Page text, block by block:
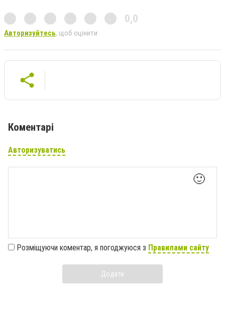
0,0
Авторизуйтесь, щоб оцінити
Коментарі
Авторизуватись
🙂
Розміщуючи коментар, я погоджуюся з Правилами сайту
Додати